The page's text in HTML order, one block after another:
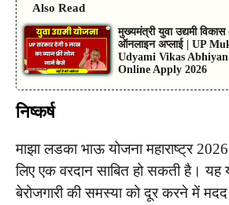
Also Read
मुख्यमंत्री युवा उद्यमी विकास
ऑनलाइन अप्लाई | UP
Udyami Vikas
Online Apply 2026
निष्कर्ष
माझा लडका भाऊ योजना महाराष्ट्र
लिए एक वरदान साबित हो सकती है।
बेरोजगारी की समस्या को दूर करने में